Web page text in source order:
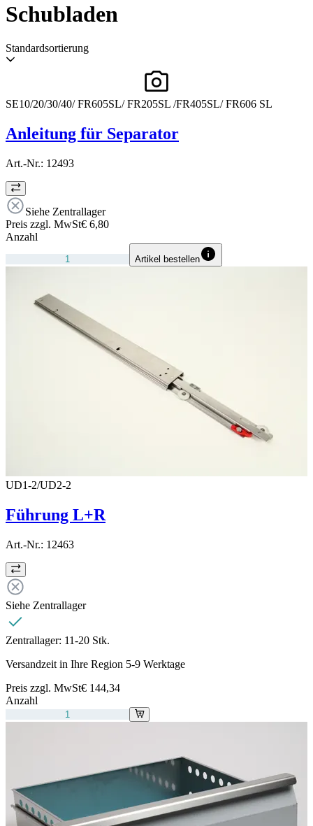
Schubladen
Standardsortierung
SE10/20/30/40/ FR605SL/ FR205SL /FR405SL/ FR606 SL
Anleitung für Separator
Art.-Nr.: 12493
Siehe Zentrallager
Preis zzgl. MwSt€ 6,80
Anzahl
Artikel bestellen
UD1-2/UD2-2
Führung L+R
Art.-Nr.: 12463
Siehe Zentrallager
Zentrallager: 11-20 Stk.
Versandzeit in Ihre Region 5-9 Werktage
Preis zzgl. MwSt€ 144,34
Anzahl